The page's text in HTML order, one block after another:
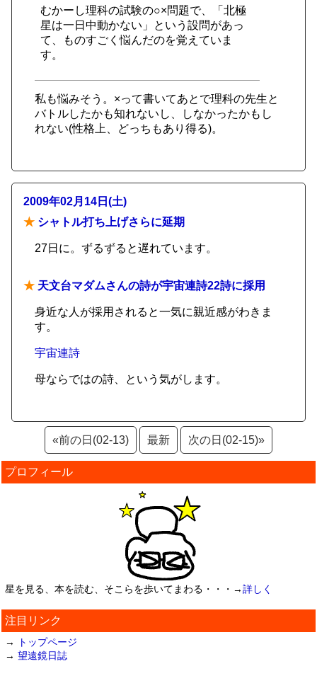
むかーし理科の試験の○×問題で、「北極
星は一日中動かない」という設問があっ
て、ものすごく悩んだのを覚えていま
す。
私も悩みそう。×って書いてあとで理科の先生と
バトルしたかも知れないし、しなかったかもし
れない(性格上、どっちもあり得る)。
2009年02月14日(土)
★ シャトル打ち上げさらに延期
27日に。ずるずると遅れています。
★ 天文台マダムさんの詩が宇宙連詩22詩に採用
身近な人が採用されると一気に親近感がわきま
す。
宇宙連詩
母ならではの詩、という気がします。
«前の日(02-13) 最新 次の日(02-15)»
プロフィール
星を見る、本を読む、そこらを歩いてまわる・・・→詳しく
注目リンク
→
トップページ
→ 望遠鏡日誌